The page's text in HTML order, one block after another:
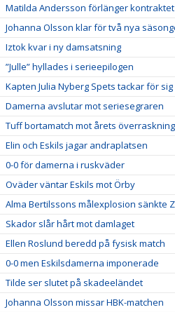
Matilda Andersson förlänger kontraktet
Johanna Olsson klar för två nya
Iztok kvar i ny damsatsning
”Julle” hyllades i serieepilogen
Kapten Julia Nyberg Spets tackar för sig
Damerna avslutar mot seriesegraren
Tuff bortamatch mot årets överraskning
Elin och Eskils jagar andraplatsen
0-0 för damerna i ruskväder
Oväder väntar Eskils mot Örby
Alma Bertilssons målexplosion sänkte
Skador slår hårt mot damlaget
Ellen Roslund beredd på fysisk match
0-0 men Eskilsdamerna imponerade
Tilde ser slutet på skadeeländet
Johanna Olsson missar HBK-matchen